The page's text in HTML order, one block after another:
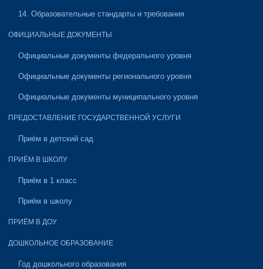
14. Образовательные стандарты и требования
ОФИЦИАЛЬНЫЕ ДОКУМЕНТЫ
Официальные документы федерального уровня
Официальные документы регионального уровня
Официальные документы муниципального уровня
ПРЕДОСТАВЛЕНИЕ ГОСУДАРСТВЕННОЙ УСЛУГИ
Приём в детский сад
ПРИЁМ В ШКОЛУ
Приём в 1 класс
Приём в школу
ПРИЁМ В ДОУ
ДОШКОЛЬНОЕ ОБРАЗОВАНИЕ
Год дошкольного образования